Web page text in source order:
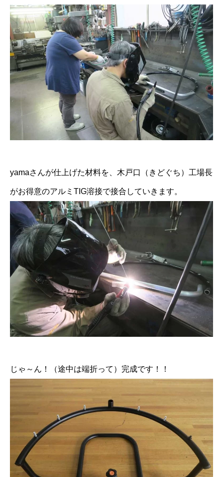
yamaさんが仕上げた材料を、木戸口（きどぐち）工場長
がお得意のアルミTIG溶接で接合していきます。
じゃ～ん！（途中は端折って）完成です！！